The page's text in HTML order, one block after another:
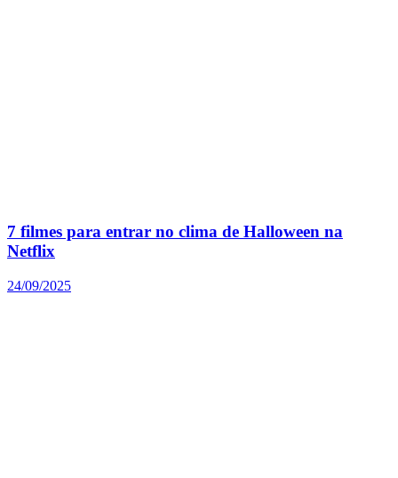
7 filmes para entrar no clima de Halloween na
Netflix
24/09/2025